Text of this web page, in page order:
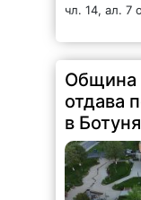
чл. 14, ал. 7
Община
отдава
в Ботуня